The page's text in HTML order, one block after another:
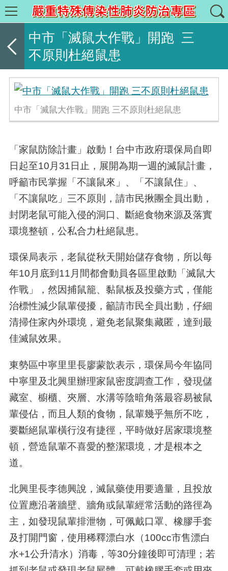
中市「滅鼠大作戰」開跑 三
不原則杜絕鼠患
中市「滅鼠大作戰」開跑 三不原則杜絕鼠患
「家鼠防除計畫」啟動！台中市政府環保局自即
日起至10 月 31日止，展開為期一週的滅鼠計畫，
呼籲市民掌握「不讓鼠來」、「不讓鼠住」、
「不讓鼠吃」三不原則，請市民揪團全員出動，
封閉老鼠可能入侵的洞口、斷絕食物來源及落實
環境整頓，公私合力杜絕鼠患。
環保局表示，老鼠從秋天開始儲存食物，所以每
年10 月底到 11 月間都會動員各區里啟動「滅鼠大
作戰」，然因捕鼠籠、黏鼠板及投藥方式，僅能
治標性減少鼠輩侵擾，籲請市民全員出動，仔細
清掃住家內外環境，避免老鼠聚集藏匿，達到最
佳滅鼠效果。
東勢區中寧里里長廖蒙歆表示，環保局今年協同
中寧里及北興里辦理家鼠密度調查工作，發現儲
藏室、櫥櫃、夾層、水溝等陰暗角落最容易被鼠
輩侵佔，而且人類的食物，鼠輩幾乎無所不吃，
要斷絕鼠輩橫行沒有捷徑，平時做好居家環境整
頓，營造鼠輩不喜愛的整潔環境，才是根本之
道。
北興里長李德興說，滅鼠藥使用要適量，且投放
位置應沿著牆壁、牆角或鼠輩經常活動的路徑為
主，如發現鼠輩排泄物，可佩戴口罩、橡膠手套
及打開門窗，使用稀釋漂白水（100cc市售漂白
水+1公升清水）消毒，等30分鐘後即可清理；若